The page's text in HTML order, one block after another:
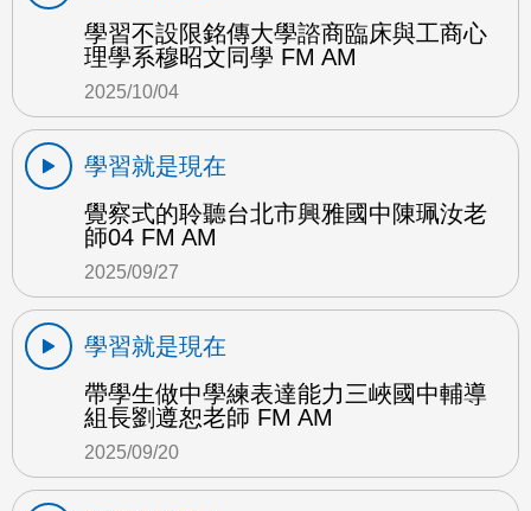
學習不設限銘傳大學諮商臨床與工商心
理學系穆昭文同學 FM AM
2025/10/04
學習就是現在
覺察式的聆聽台北市興雅國中陳珮汝老
師04 FM AM
2025/09/27
學習就是現在
帶學生做中學練表達能力三峽國中輔導
組長劉遵恕老師 FM AM
2025/09/20